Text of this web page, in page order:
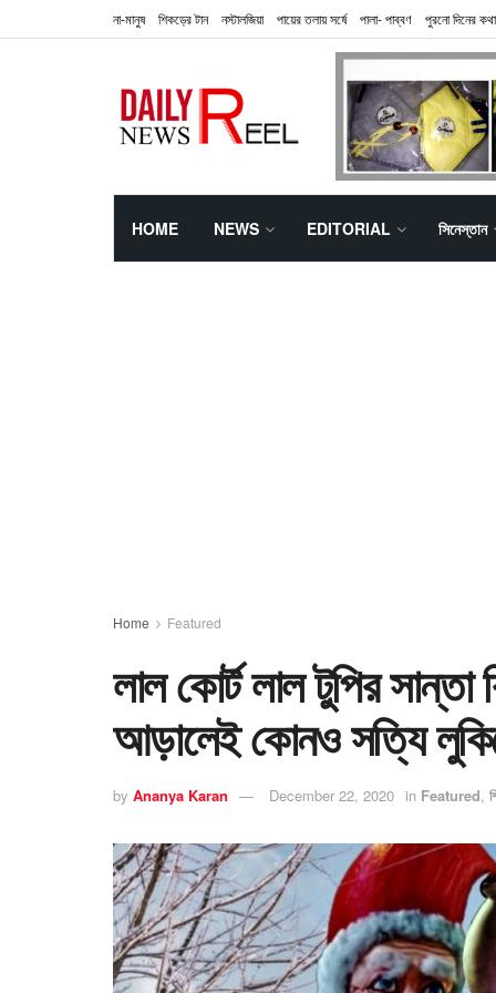
না-মানুষ শিকড়ের টান নস্টালজিয়া পায়ের তলায় সর্ষে পালা- পাব্বণ পুরনো দিনের কথা
HOME NEWS EDITORIAL সিনেস্তান
Home Featured
লাল কোর্ট লাল টুপির
আড়ালেই কোনও সত্যি
by Ananya Karan December 22, 2020 in Featured,